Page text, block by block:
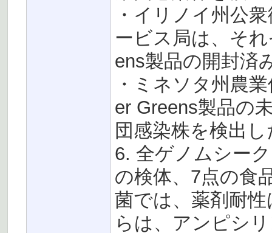
・イリノイ州公
ービス局は、そ
ens製品の開封済
・ミネソタ州農
er Greens製品の
団感染株を検出し
6. 全ゲノムシー
の検体、7点の食
菌では、薬剤耐
らは、アンピシ